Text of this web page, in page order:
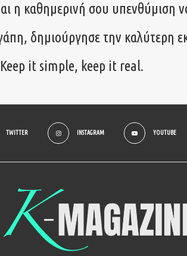
η καθημερινή σου υπενθύμιση
δημιούργησε την καλύτερη
Keep it simple, keep it real.
TWITTER INSTAGRAM YOUTUBE